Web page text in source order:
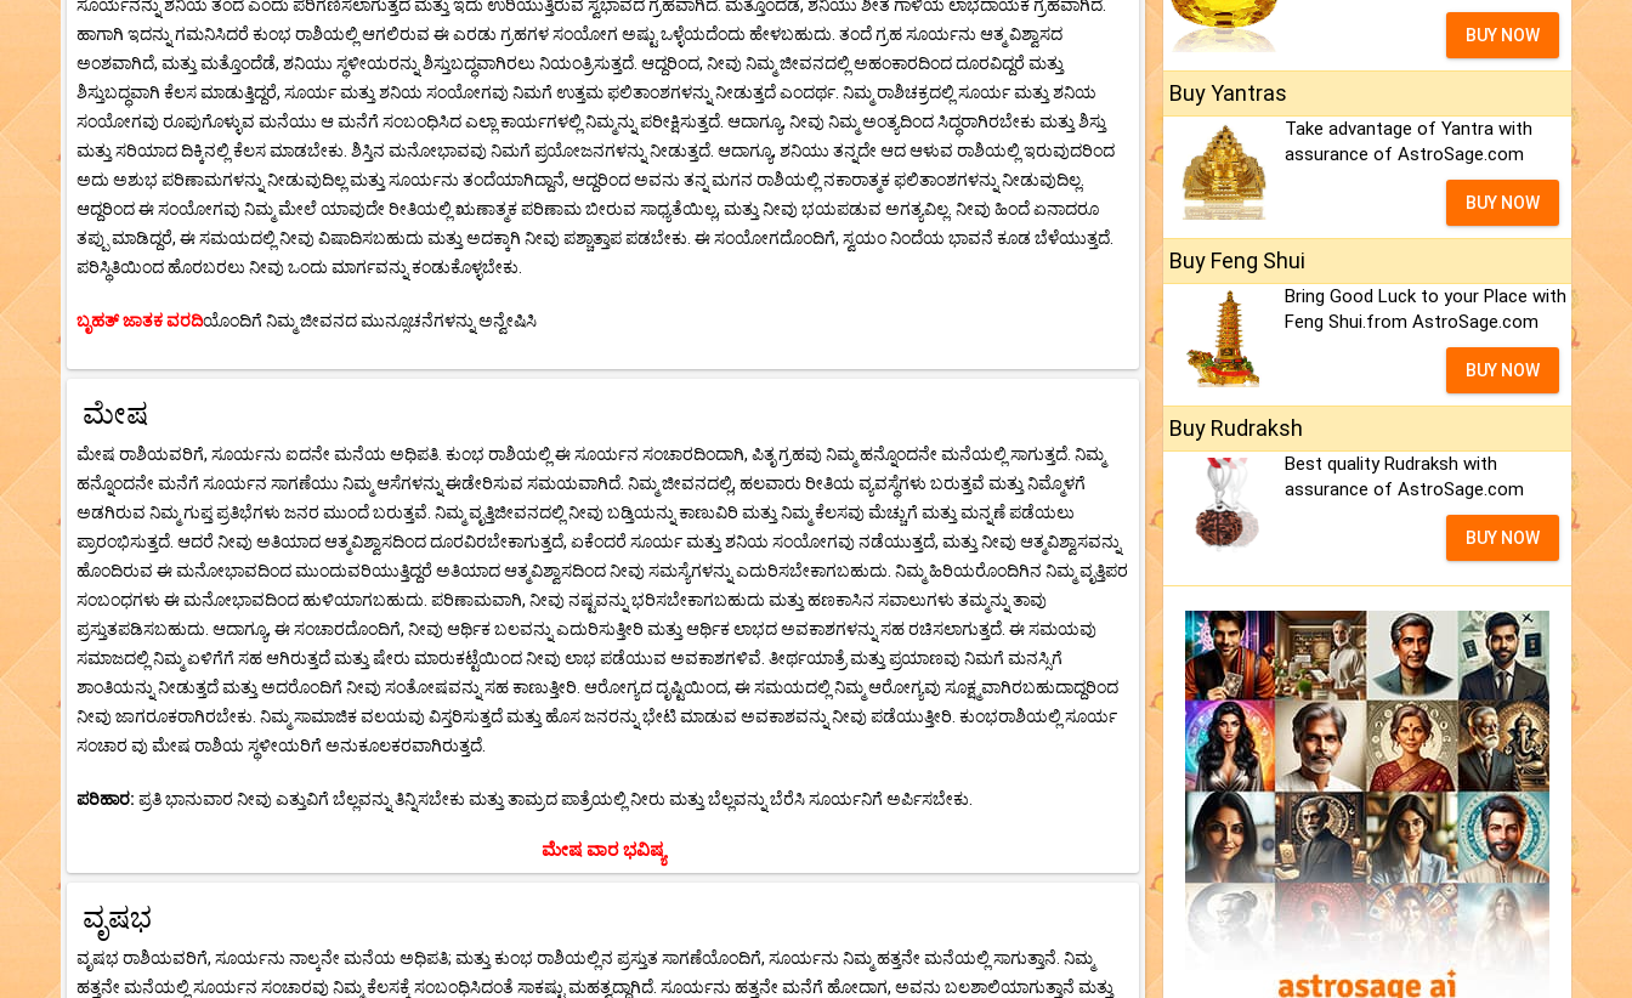
ಸೂರ್ಯನನ್ನು ಶನಿಯ ತಂದೆ ಎಂದು ಪರಿಗಣಿಸಲಾಗುತ್ತದೆ ಮತ್ತು ಇದು ಉರಿಯುತ್ತಿರುವ ಸ್ವಭಾವದ ಗ್ರಹವಾಗಿದೆ. ಮತ್ತೊಂದೆಡೆ, ಶನಿಯು ಶೀತ ಗಾಳಿಯ ಲಾಭದಾಯಕ ಗ್ರಹವಾಗಿದೆ.
ಹಾಗಾಗಿ ಇದನ್ನು ಗಮನಿಸಿದರೆ ಕುಂಭ ರಾಶಿಯಲ್ಲಿ ಆಗಲಿರುವ ಈ ಎರಡು ಗ್ರಹಗಳ ಸಂಯೋಗ ಅಷ್ಟು ಒಳ್ಳೆಯದೆಂದು ಹೇಳಬಹುದು. ತಂದೆ ಗ್ರಹ ಸೂರ್ಯನು ಆತ್ಮ ವಿಶ್ವಾಸದ
ಅಂಶವಾಗಿದೆ, ಮತ್ತು ಮತ್ತೊಂದೆಡೆ, ಶನಿಯು ಸ್ಥಳೀಯರನ್ನು ಶಿಸ್ತುಬದ್ಧವಾಗಿರಲು ನಿಯಂತ್ರಿಸುತ್ತದೆ. ಆದ್ದರಿಂದ, ನೀವು ನಿಮ್ಮ ಜೀವನದಲ್ಲಿ ಅಹಂಕಾರದಿಂದ ದೂರವಿದ್ದರೆ ಮತ್ತು
ಶಿಸ್ತುಬದ್ಧವಾಗಿ ಕೆಲಸ ಮಾಡುತ್ತಿದ್ದರೆ, ಸೂರ್ಯ ಮತ್ತು ಶನಿಯ ಸಂಯೋಗವು ನಿಮಗೆ ಉತ್ತಮ ಫಲಿತಾಂಶಗಳನ್ನು ನೀಡುತ್ತದೆ ಎಂದರ್ಥ. ನಿಮ್ಮ ರಾಶಿಚಕ್ರದಲ್ಲಿ ಸೂರ್ಯ ಮತ್ತು ಶನಿಯ
ಸಂಯೋಗವು ರೂಪುಗೊಳ್ಳುವ ಮನೆಯು ಆ ಮನೆಗೆ ಸಂಬಂಧಿಸಿದ ಎಲ್ಲಾ ಕಾರ್ಯಗಳಲ್ಲಿ ನಿಮ್ಮನ್ನು ಪರೀಕ್ಷಿಸುತ್ತದೆ. ಆದಾಗ್ಯೂ, ನೀವು ನಿಮ್ಮ ಅಂತ್ಯದಿಂದ ಸಿದ್ಧರಾಗಿರಬೇಕು ಮತ್ತು ಶಿಸ್ತು
ಮತ್ತು ಸರಿಯಾದ ದಿಕ್ಕಿನಲ್ಲಿ ಕೆಲಸ ಮಾಡಬೇಕು. ಶಿಸ್ತಿನ ಮನೋಭಾವವು ನಿಮಗೆ ಪ್ರಯೋಜನಗಳನ್ನು ನೀಡುತ್ತದೆ. ಆದಾಗ್ಯೂ, ಶನಿಯು ತನ್ನದೇ ಆದ ಆಳುವ ರಾಶಿಯಲ್ಲಿ ಇರುವುದರಿಂದ
ಅದು ಅಶುಭ ಪರಿಣಾಮಗಳನ್ನು ನೀಡುವುದಿಲ್ಲ ಮತ್ತು ಸೂರ್ಯನು ತಂದೆಯಾಗಿದ್ದಾನೆ, ಆದ್ದರಿಂದ ಅವನು ತನ್ನ ಮಗನ ರಾಶಿಯಲ್ಲಿ ನಕಾರಾತ್ಮಕ ಫಲಿತಾಂಶಗಳನ್ನು ನೀಡುವುದಿಲ್ಲ.
ಆದ್ದರಿಂದ ಈ ಸಂಯೋಗವು ನಿಮ್ಮ ಮೇಲೆ ಯಾವುದೇ ರೀತಿಯಲ್ಲಿ ಋಣಾತ್ಮಕ ಪರಿಣಾಮ ಬೀರುವ ಸಾಧ್ಯತೆಯಿಲ್ಲ, ಮತ್ತು ನೀವು ಭಯಪಡುವ ಅಗತ್ಯವಿಲ್ಲ. ನೀವು ಹಿಂದೆ ಏನಾದರೂ
ತಪ್ಪು ಮಾಡಿದ್ದರೆ, ಈ ಸಮಯದಲ್ಲಿ ನೀವು ವಿಷಾದಿಸಬಹುದು ಮತ್ತು ಅದಕ್ಕಾಗಿ ನೀವು ಪಶ್ಚಾತ್ತಾಪ ಪಡಬೇಕು. ಈ ಸಂಯೋಗದೊಂದಿಗೆ, ಸ್ವಯಂ ನಿಂದೆಯ ಭಾವನೆ ಕೂಡ ಬೆಳೆಯುತ್ತದೆ.
ಪರಿಸ್ಥಿತಿಯಿಂದ ಹೊರಬರಲು ನೀವು ಒಂದು ಮಾರ್ಗವನ್ನು ಕಂಡುಕೊಳ್ಳಬೇಕು.
ಬೃಹತ್ ಜಾತಕ ವರದಿಯೊಂದಿಗೆ ನಿಮ್ಮ ಜೀವನದ ಮುನ್ಸೂಚನೆಗಳನ್ನು ಅನ್ವೇಷಿಸಿ
ಮೇಷ
ಮೇಷ ರಾಶಿಯವರಿಗೆ, ಸೂರ್ಯನು ಐದನೇ ಮನೆಯ ಅಧಿಪತಿ. ಕುಂಭ ರಾಶಿಯಲ್ಲಿ ಈ ಸೂರ್ಯನ ಸಂಚಾರದಿಂದಾಗಿ, ಪಿತೃ ಗ್ರಹವು ನಿಮ್ಮ ಹನ್ನೊಂದನೇ ಮನೆಯಲ್ಲಿ ಸಾಗುತ್ತದೆ. ನಿಮ್ಮ
ಹನ್ನೊಂದನೇ ಮನೆಗೆ ಸೂರ್ಯನ ಸಾಗಣೆಯು ನಿಮ್ಮ ಆಸೆಗಳನ್ನು ಈಡೇರಿಸುವ ಸಮಯವಾಗಿದೆ. ನಿಮ್ಮ ಜೀವನದಲ್ಲಿ, ಹಲವಾರು ರೀತಿಯ ವ್ಯವಸ್ಥೆಗಳು ಬರುತ್ತವೆ ಮತ್ತು ನಿಮ್ಮೊಳಗೆ
ಅಡಗಿರುವ ನಿಮ್ಮ ಗುಪ್ತ ಪ್ರತಿಭೆಗಳು ಜನರ ಮುಂದೆ ಬರುತ್ತವೆ. ನಿಮ್ಮ ವೃತ್ತಿಜೀವನದಲ್ಲಿ ನೀವು ಬಡ್ತಿಯನ್ನು ಕಾಣುವಿರಿ ಮತ್ತು ನಿಮ್ಮ ಕೆಲಸವು ಮೆಚ್ಚುಗೆ ಮತ್ತು ಮನ್ನಣೆ ಪಡೆಯಲು
ಪ್ರಾರಂಭಿಸುತ್ತದೆ. ಆದರೆ ನೀವು ಅತಿಯಾದ ಆತ್ಮವಿಶ್ವಾಸದಿಂದ ದೂರವಿರಬೇಕಾಗುತ್ತದೆ, ಏಕೆಂದರೆ ಸೂರ್ಯ ಮತ್ತು ಶನಿಯ ಸಂಯೋಗವು ನಡೆಯುತ್ತದೆ, ಮತ್ತು ನೀವು ಆತ್ಮವಿಶ್ವಾಸವನ್ನು
ಹೊಂದಿರುವ ಈ ಮನೋಭಾವದಿಂದ ಮುಂದುವರಿಯುತ್ತಿದ್ದರೆ ಅತಿಯಾದ ಆತ್ಮವಿಶ್ವಾಸದಿಂದ ನೀವು ಸಮಸ್ಯೆಗಳನ್ನು ಎದುರಿಸಬೇಕಾಗಬಹುದು. ನಿಮ್ಮ ಹಿರಿಯರೊಂದಿಗಿನ ನಿಮ್ಮ ವೃತ್ತಿಪರ
ಸಂಬಂಧಗಳು ಈ ಮನೋಭಾವದಿಂದ ಹುಳಿಯಾಗಬಹುದು. ಪರಿಣಾಮವಾಗಿ, ನೀವು ನಷ್ಟವನ್ನು ಭರಿಸಬೇಕಾಗಬಹುದು ಮತ್ತು ಹಣಕಾಸಿನ ಸವಾಲುಗಳು ತಮ್ಮನ್ನು ತಾವು
ಪ್ರಸ್ತುತಪಡಿಸಬಹುದು. ಆದಾಗ್ಯೂ, ಈ ಸಂಚಾರದೊಂದಿಗೆ, ನೀವು ಆರ್ಥಿಕ ಬಲವನ್ನು ಎದುರಿಸುತ್ತೀರಿ ಮತ್ತು ಆರ್ಥಿಕ ಲಾಭದ ಅವಕಾಶಗಳನ್ನು ಸಹ ರಚಿಸಲಾಗುತ್ತದೆ. ಈ ಸಮಯವು
ಸಮಾಜದಲ್ಲಿ ನಿಮ್ಮ ಏಳಿಗೆಗೆ ಸಹ ಆಗಿರುತ್ತದೆ ಮತ್ತು ಷೇರು ಮಾರುಕಟ್ಟೆಯಿಂದ ನೀವು ಲಾಭ ಪಡೆಯುವ ಅವಕಾಶಗಳಿವೆ. ತೀರ್ಥಯಾತ್ರೆ ಮತ್ತು ಪ್ರಯಾಣವು ನಿಮಗೆ ಮನಸ್ಸಿಗೆ
ಶಾಂತಿಯನ್ನು ನೀಡುತ್ತದೆ ಮತ್ತು ಅದರೊಂದಿಗೆ ನೀವು ಸಂತೋಷವನ್ನು ಸಹ ಕಾಣುತ್ತೀರಿ. ಆರೋಗ್ಯದ ದೃಷ್ಟಿಯಿಂದ, ಈ ಸಮಯದಲ್ಲಿ ನಿಮ್ಮ ಆರೋಗ್ಯವು ಸೂಕ್ಷ್ಮವಾಗಿರಬಹುದಾದ್ದರಿಂದ
ನೀವು ಜಾಗರೂಕರಾಗಿರಬೇಕು. ನಿಮ್ಮ ಸಾಮಾಜಿಕ ವಲಯವು ವಿಸ್ತರಿಸುತ್ತದೆ ಮತ್ತು ಹೊಸ ಜನರನ್ನು ಭೇಟಿ ಮಾಡುವ ಅವಕಾಶವನ್ನು ನೀವು ಪಡೆಯುತ್ತೀರಿ. ಕುಂಭರಾಶಿಯಲ್ಲಿ ಸೂರ್ಯ
ಸಂಚಾರ ವು ಮೇಷ ರಾಶಿಯ ಸ್ಥಳೀಯರಿಗೆ ಅನುಕೂಲಕರವಾಗಿರುತ್ತದೆ.
ಪರಿಹಾರ: ಪ್ರತಿ ಭಾನುವಾರ ನೀವು ಎತ್ತುವಿಗೆ ಬೆಲ್ಲವನ್ನು ತಿನ್ನಿಸಬೇಕು ಮತ್ತು ತಾಮ್ರದ ಪಾತ್ರೆಯಲ್ಲಿ ನೀರು ಮತ್ತು ಬೆಲ್ಲವನ್ನು ಬೆರೆಸಿ ಸೂರ್ಯನಿಗೆ ಅರ್ಪಿಸಬೇಕು.
ಮೇಷ ವಾರ ಭವಿಷ್ಯ
ವೃಷಭ
ವೃಷಭ ರಾಶಿಯವರಿಗೆ, ಸೂರ್ಯನು ನಾಲ್ಕನೇ ಮನೆಯ ಅಧಿಪತಿ; ಮತ್ತು ಕುಂಭ ರಾಶಿಯಲ್ಲಿನ ಪ್ರಸ್ತುತ ಸಾಗಣೆಯೊಂದಿಗೆ, ಸೂರ್ಯನು ನಿಮ್ಮ ಹತ್ತನೇ ಮನೆಯಲ್ಲಿ ಸಾಗುತ್ತಾನೆ. ನಿಮ್ಮ
ಹತ್ತನೇ ಮನೆಯಲ್ಲಿ ಸೂರ್ಯನ ಸಂಚಾರವು ನಿಮ್ಮ ಕೆಲಸಕ್ಕೆ ಸಂಬಂಧಿಸಿದಂತೆ ಸಾಕಷ್ಟು ಮಹತ್ವದ್ದಾಗಿದೆ. ಸೂರ್ಯನು ಹತ್ತನೇ ಮನೆಗೆ ಹೋದಾಗ, ಅವನು ಬಲಶಾಲಿಯಾಗುತ್ತಾನೆ ಮತ್ತು
BUY NOW
Buy Yantras
Take advantage of Yantra with
assurance of AstroSage.com
BUY NOW
Buy Feng Shui
Bring Good Luck to your Place with
Feng Shui.from AstroSage.com
BUY NOW
Buy Rudraksh
Best quality Rudraksh with
assurance of AstroSage.com
BUY NOW